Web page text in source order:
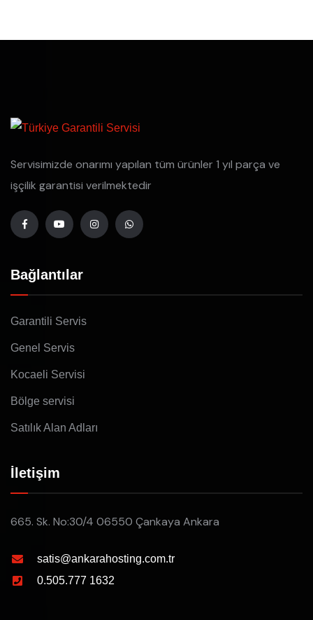
Servisimizde onarımı yapılan tüm ürünler 1 yıl parça ve
işçilik garantisi verilmektedir
Bağlantılar
Garantili Servis
Genel Servis
Kocaeli Servisi
Bölge servisi
Satılık Alan Adları
İletişim
665. Sk. No:30/4 06550 Çankaya Ankara
satis@ankarahosting.com.tr
0.505.777 1632